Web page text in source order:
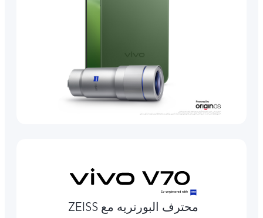
محترف البورتريه مع ZEISS